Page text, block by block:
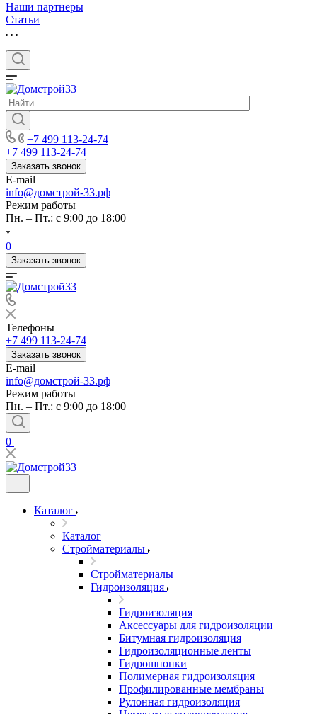
Наши партнеры
Статьи
+7 499 113-24-74
+7 499 113-24-74
Заказать звонок
E-mail
info@домстрой-33.рф
Режим работы
Пн. – Пт.: с 9:00 до 18:00
0
Заказать звонок
Телефоны
+7 499 113-24-74
Заказать звонок
E-mail
info@домстрой-33.рф
Режим работы
Пн. – Пт.: с 9:00 до 18:00
0
Каталог
Каталог
Стройматериалы
Стройматериалы
Гидроизоляция
Гидроизоляция
Аксессуары для гидроизоляции
Битумная гидроизоляция
Гидроизоляционные ленты
Гидрошпонки
Полимерная гидроизоляция
Профилированные мембраны
Рулонная гидроизоляция